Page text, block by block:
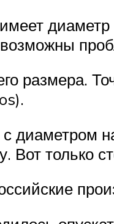
размера.
диаметром
только